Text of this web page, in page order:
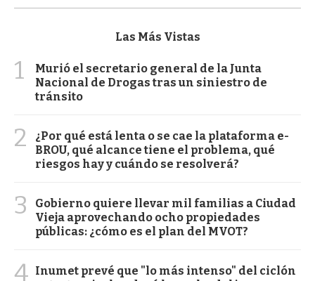
Las Más Vistas
1
Murió el secretario general de la Junta
Nacional de Drogas tras un siniestro de
tránsito
2
¿Por qué está lenta o se cae la plataforma e-
BROU, qué alcance tiene el problema, qué
riesgos hay y cuándo se resolverá?
3
Gobierno quiere llevar mil familias a Ciudad
Vieja aprovechando ocho propiedades
públicas: ¿cómo es el plan del MVOT?
4 Inumet prevé que "lo más intenso" del ciclón